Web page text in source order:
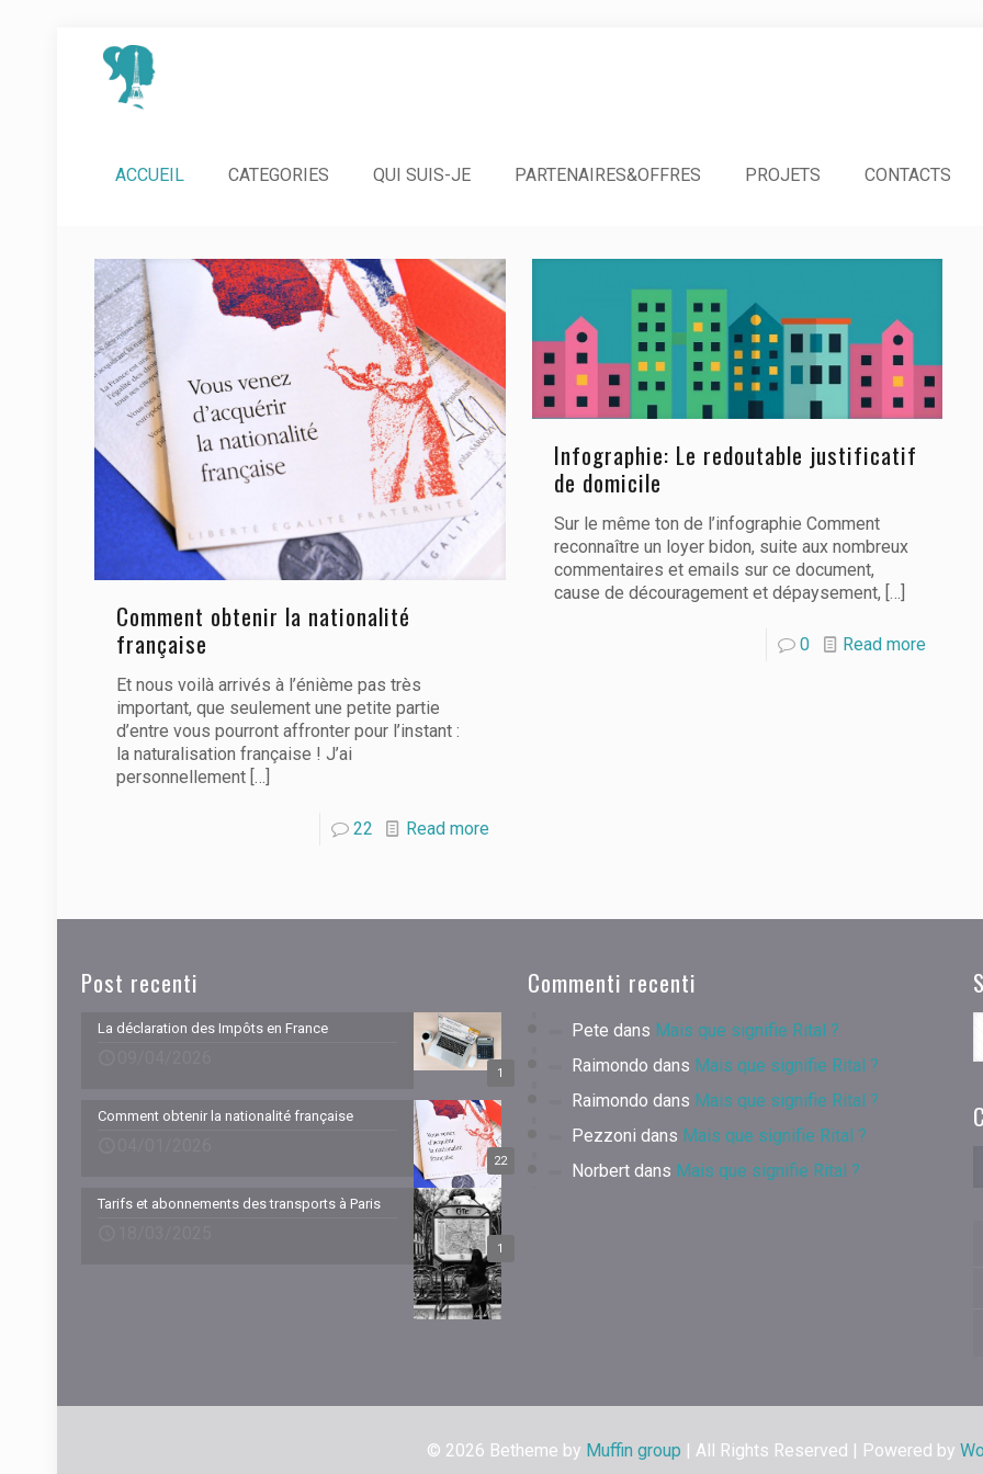
ACCUEIL CATEGORIES QUI SUIS-JE PARTENAIRES&OFFRES PROJETS CONTACTS
Comment obtenir la nationalité
française
Et nous voilà arrivés à l’énième pas très
important, que seulement une petite partie
d’entre vous pourront affronter pour l’instant :
la naturalisation française ! J’ai
personnellement[…]
22 Read more
Infographie: Le redoutable justificatif
de domicile
Sur le même ton de l’infographie Comment
reconnaître un loyer bidon, suite aux nombreux
commentaires et emails sur ce document,
cause de découragement et dépaysement, […]
0 Read more
Post recenti
1
La déclaration des Impôts en France
22
Comment obtenir la nationalité française
1
Tarifs et abonnements des transports à Paris
Commenti recenti
Pete dans Mais que signifie Rital ?
Raimondo dans Mais que signifie Rital ?
Raimondo dans Mais que signifie Rital ?
Pezzoni dans Mais que signifie Rital ?
Norbertdans Mais que signifie Rital ?
© 2026 Betheme by Muffin group | All Rights Reserved | Powered by